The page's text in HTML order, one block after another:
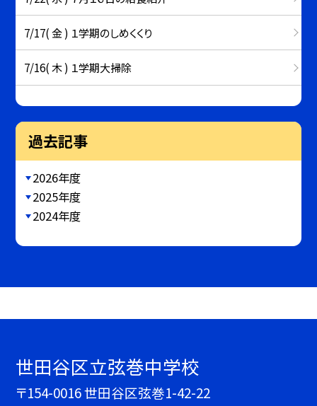
7/17( 金 ) １学期のしめくくり
7/16( 木 ) １学期大掃除
過去記事
2026年度
2025年度
2024年度
世田谷区立弦巻中学校
〒154-0016 世田谷区弦巻1-42-22